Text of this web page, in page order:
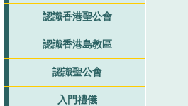
認識香港聖公會
認識香港島教區
認識聖公會
入門禮儀